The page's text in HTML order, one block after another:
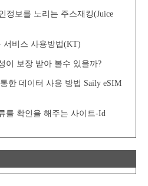
정보를 노리는 주스재킹(Juice
서비스 사용방법(KT)
이 보장 받아 볼수 있을까?
한 데이터 사용 방법 Saily eSIM
를 확인을 해주는 사이트-Id